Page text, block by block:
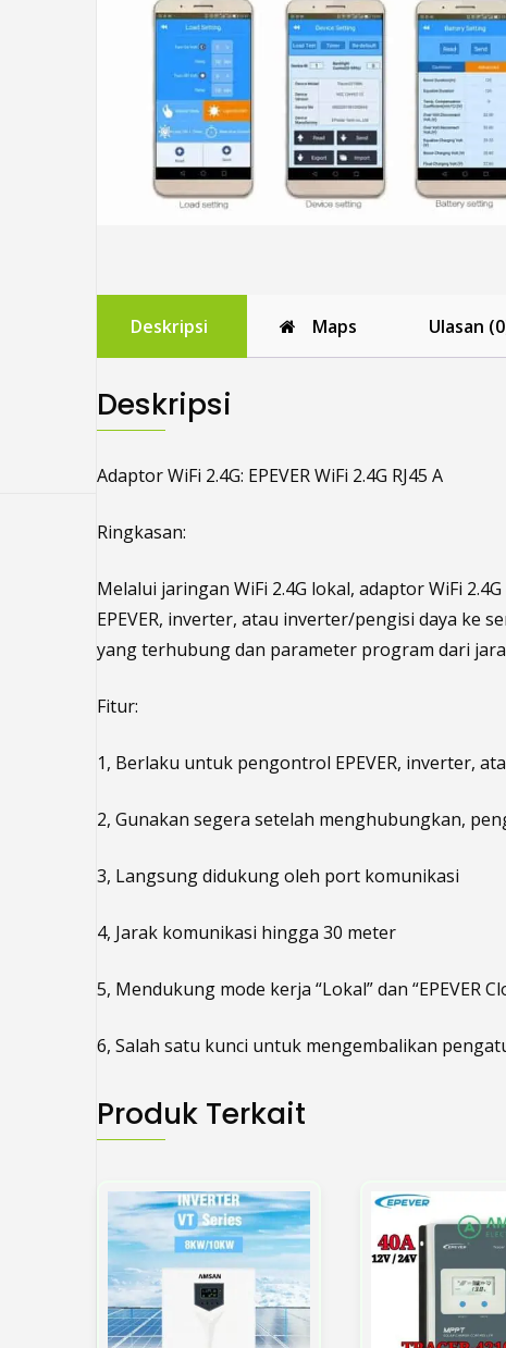
Deskripsi Maps Ulasan
Deskripsi
Adaptor WiFi 2.4G: EPEVER WiFi 2.4G RJ45 A
Ringkasan:
Melalui jaringan WiFi 2.4G lokal, adaptor WiFi
EPEVER, inverter, atau inverter/pengisi daya ke
yang terhubung dan parameter program dari
Fitur:
1, Berlaku untuk pengontrol EPEVER, inverter,
2, Gunakan segera setelah menghubungkan,
3, Langsung didukung oleh port komunikasi
4, Jarak komunikasi hingga 30 meter
5, Mendukung mode kerja “Lokal” dan “EPEVER
6, Salah satu kunci untuk mengembalikan
Produk Terkait